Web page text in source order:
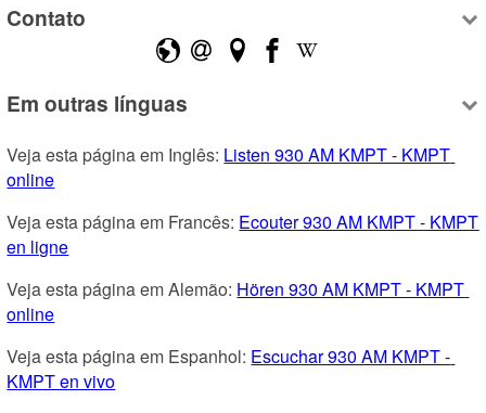
Contato
Em outras línguas
Veja esta página em Inglês: Listen 930 AM KMPT - KMPT
online
Veja esta página em Francês: Ecouter 930 AM KMPT - KMPT
en ligne
Veja esta página em Alemão: Hören 930 AM KMPT - KMPT
online
Veja esta página em Espanhol: Escuchar 930 AM KMPT -
KMPT en vivo